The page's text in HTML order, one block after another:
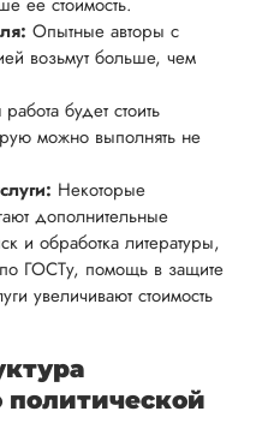
Опытные авторы с
возьмут больше, чем
будет стоить
можно выполнять не
Некоторые
дополнительные
и обработка литературы,
ГОСТу, помощь в защите
увеличивают стоимость
политической